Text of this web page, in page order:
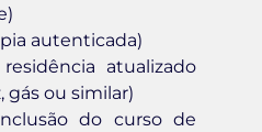
autenticada)
atualizado
gás ou similar)
do curso de